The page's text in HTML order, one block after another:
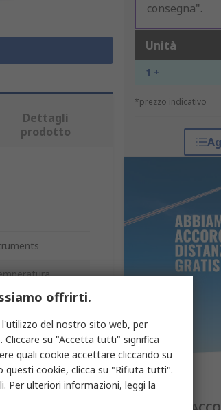
consegna".
Unità
1 +
*prezzo indicativo
Dettagli
prodotto
offrirti.
del nostro sito web, per
Cliccare su "Accetta tutti" significa
quali cookie accettare cliccando su
questi cookie, clicca su "Rifiuta tutti".
Per ulteriori informazioni, leggi la